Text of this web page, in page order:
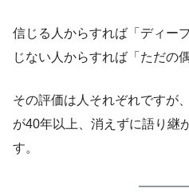
信じる人からすれば「ディー
じない人からすれば「ただの
その評価は人それぞれです
が40年以上、消えずに語り継
す。